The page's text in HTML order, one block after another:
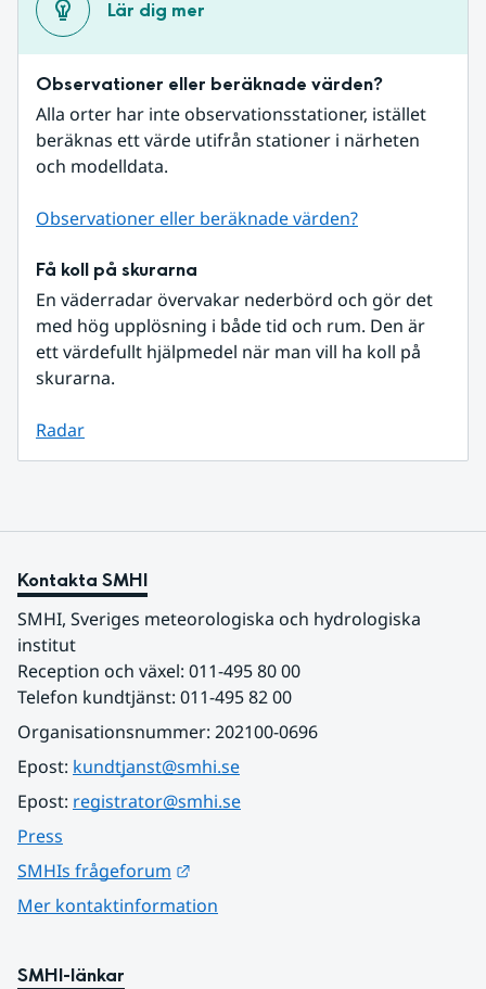
Lär dig mer
Observationer eller beräknade värden?
Alla orter har inte observationsstationer, istället
beräknas ett värde utifrån stationer i närheten
och modelldata.
Observationer eller beräknade värden?
Få koll på skurarna
En väderradar övervakar nederbörd och gör det
med hög upplösning i både tid och rum. Den är
ett värdefullt hjälpmedel när man vill ha koll på
skurarna.
Radar
Kontakta SMHI
SMHI, Sveriges meteorologiska och hydrologiska
institut
Reception och växel: 011-495 80 00
Telefon kundtjänst: 011-495 82 00
Organisationsnummer: 202100-0696
Epost: kundtjanst@smhi.se
Epost: registrator@smhi.se
Press
SMHIs frågeforum
Mer kontaktinformation
SMHI-länkar